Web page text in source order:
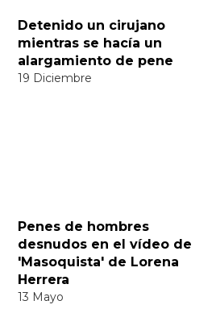
Detenido un cirujano
mientras se hacía un
alargamiento de pene
19 Diciembre
Penes de hombres
desnudos en el vídeo de
'Masoquista' de Lorena
Herrera
13 Mayo